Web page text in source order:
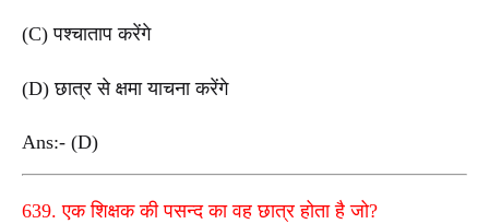
(C) पश्चाताप करेंगे
(D) छात्र से क्षमा याचना करेंगे
Ans:- (D)
639. एक शिक्षक की पसन्द का वह छात्र होता है जो?